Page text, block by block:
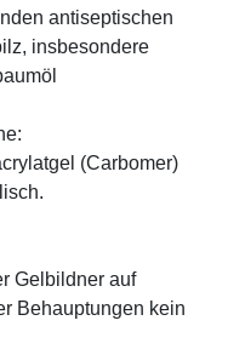
antiseptischen
insbesondere
(Carbomer)
Gelbildner auf
Behauptungen kein